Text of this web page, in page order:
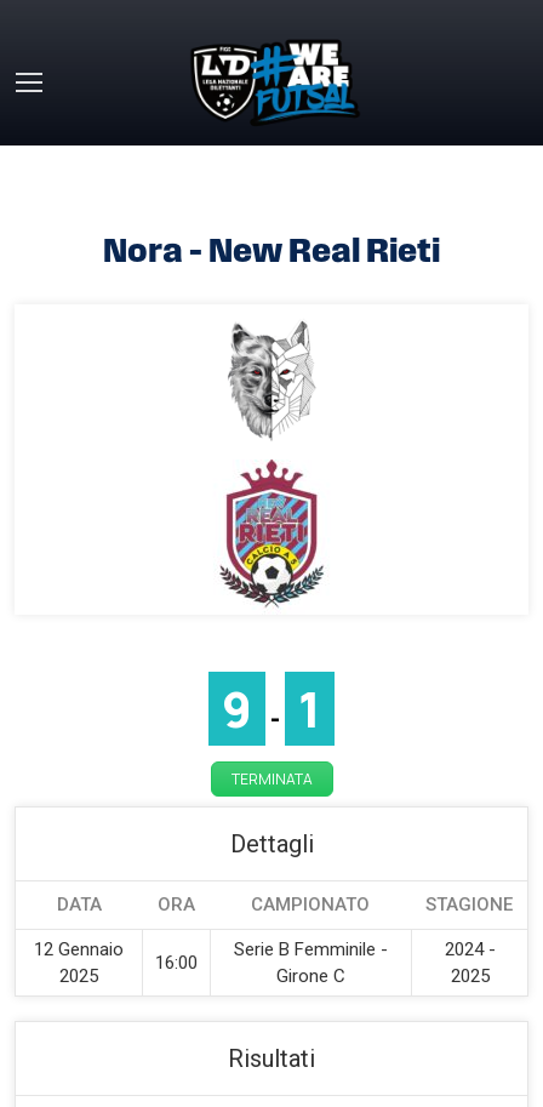
Nora – New Real Rieti
9 - 1
TERMINATA
Dettagli
DATA ORA CAMPIONATO STAGIONE
12 Gennaio
2025
16:00
Serie B Femminile -
Girone C
2024 -
2025
Risultati